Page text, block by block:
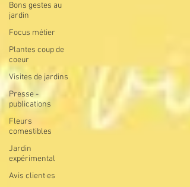
Bons gestes au
jardin
Focus métier
Plantes coup de
coeur
Visites de jardins
Presse -
publications
Fleurs
comestibles
Jardin
expérimental
Avis client·es